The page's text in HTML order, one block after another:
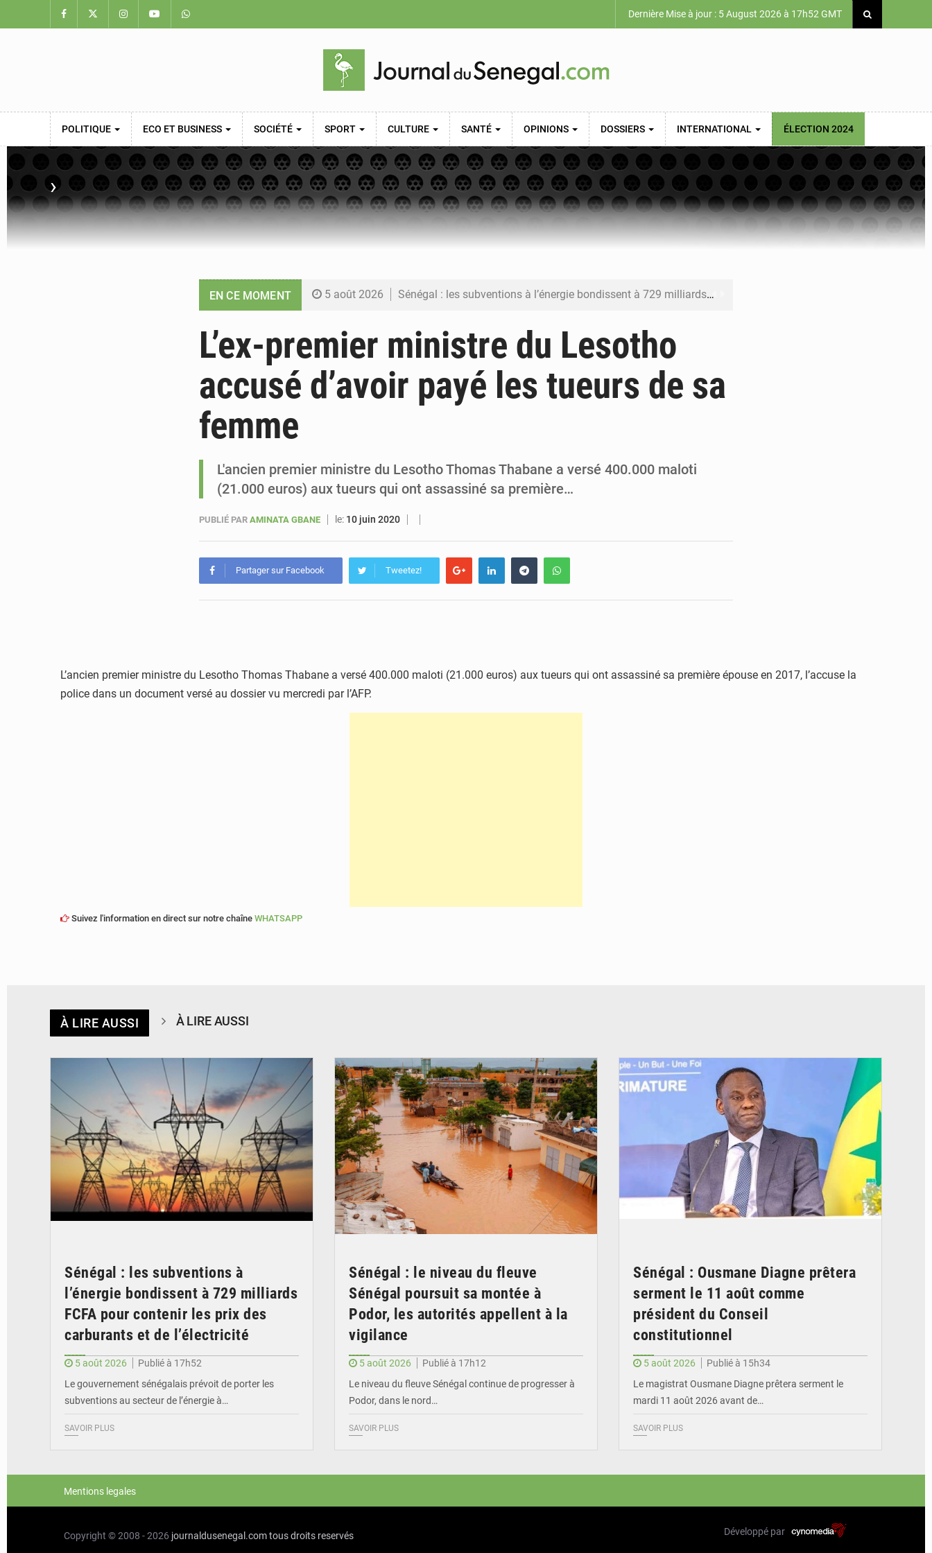
Dernière Mise à jour : 5 August 2026 à 17h52 GMT
POLITIQUE ECO ET BUSINESS SOCIÉTÉ SPORT CULTURE SANTÉ OPINIONS DOSSIERS INTERNATIONAL ÉLECTION 2024
›
EN CE MOMENT 5 août 2026 Sénégal : les subventions à l’énergie bondissent à 729 milliards FCFA pour contenir les prix des carburants et de l’électricité
5 août 2026 Sénégal : Ousmane Diagne prêtera serment le 11 août comme président du Conseil constitutionnel
5 août 2026 Pétrole : le Sénégal clarifie les revenus tirés du champ de Sangomar et réfute les accusations sur un faible retour financier
L’ex-premier ministre du Lesotho
accusé d’avoir payé les tueurs de sa
femme
L'ancien premier ministre du Lesotho Thomas Thabane a versé 400.000 maloti
(21.000 euros) aux tueurs qui ont assassiné sa première…
PUBLIÉ PAR AMINATA GBANE le: 10 juin 2020
Partager sur Facebook Tweetez!
L’ancien premier ministre du Lesotho Thomas Thabane a versé 400.000 maloti (21.000 euros) aux tueurs qui ont assassiné sa première épouse en 2017, l’accuse la
police dans un document versé au dossier vu mercredi par l’AFP.
Suivez l'information en direct sur notre chaîne WHATSAPP
À LIRE AUSSI À LIRE AUSSI
Sénégal : les subventions à
l’énergie bondissent à 729 milliards
FCFA pour contenir les prix des
carburants et de l’électricité
5 août 2026
Publié à 17h52
Le gouvernement sénégalais prévoit de porter les
subventions au secteur de l’énergie à…
SAVOIR PLUS
Sénégal : le niveau du fleuve
Sénégal poursuit sa montée à
Podor, les autorités appellent à la
vigilance
5 août 2026
Publié à 17h12
Le niveau du fleuve Sénégal continue de progresser à
Podor, dans le nord…
SAVOIR PLUS
Sénégal : Ousmane Diagne prêtera
serment le 11 août comme
président du Conseil
constitutionnel
5 août 2026
Publié à 15h34
Le magistrat Ousmane Diagne prêtera serment le
mardi 11 août 2026 avant de…
SAVOIR PLUS
Mentions legales
Copyright © 2008 - 2026 journaldusenegal.comtous droits reservés Développé par